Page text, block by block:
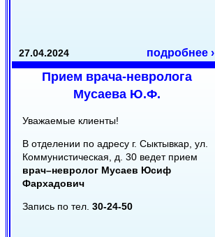
27.04.2024 подробнее ›
Прием врача-невролога
Мусаева Ю.Ф.
Уважаемые клиенты!
В отделении по адресу г. Сыктывкар, ул.
Коммунистическая, д. 30 ведет прием
врач–невролог Мусаев Юсиф
Фархадович
Запись по тел. 30-24-50